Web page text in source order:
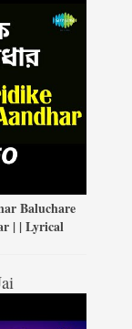
Baluchare
| | Lyrical